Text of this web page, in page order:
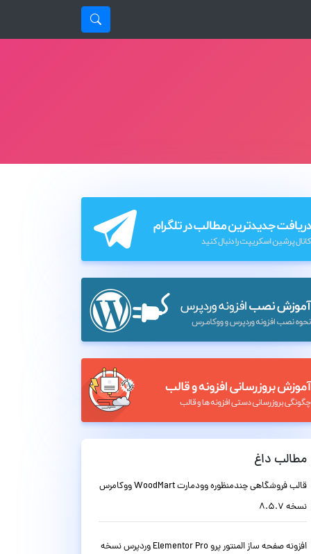
مطالب داغ
قالب فروشگاهی چندمنظوره وودمارت WoodMart ووکامرس
نسخه 8.5.7
افزونه صفحه ساز المنتور پرو Elementor Pro وردپرس نسخه